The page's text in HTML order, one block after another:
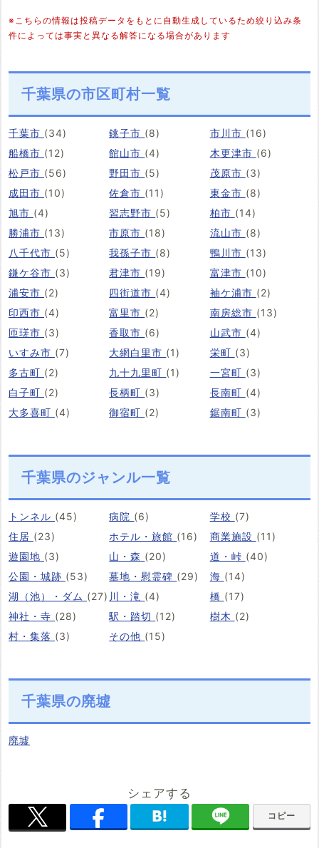
※こちらの情報は投稿データをもとに自動生成しているため絞り込み条
件によっては事実と異なる解答になる場合があります
千葉県の市区町村一覧
千葉市 (34) 銚子市 (8) 市川市 (16)
船橋市 (12) 館山市 (4) 木更津市 (6)
松戸市 (56) 野田市 (5) 茂原市 (3)
成田市 (10) 佐倉市 (11) 東金市 (8)
旭市 (4) 習志野市 (5) 柏市 (14)
勝浦市 (13) 市原市 (18) 流山市 (8)
八千代市 (5) 我孫子市 (8) 鴨川市 (13)
鎌ケ谷市 (3) 君津市 (19) 富津市 (10)
浦安市 (2) 四街道市 (4) 袖ケ浦市 (2)
印西市 (4) 富里市 (2) 南房総市 (13)
匝瑳市 (3) 香取市 (6) 山武市 (4)
いすみ市 (7) 大網白里市 (1) 栄町 (3)
多古町 (2) 九十九里町 (1) 一宮町 (3)
白子町 (2) 長柄町 (3) 長南町 (4)
大多喜町 (4) 御宿町 (2) 鋸南町 (3)
千葉県のジャンル一覧
トンネル (45) 病院 (6) 学校 (7)
住居 (23) ホテル・旅館 (16) 商業施設 (11)
遊園地 (3) 山・森 (20) 道・峠 (40)
公園・城跡 (53) 墓地・慰霊碑 (29) 海 (14)
湖（池）・ダム (27) 川・滝 (4) 橋 (17)
神社・寺 (28) 駅・踏切 (12) 樹木 (2)
村・集落 (3) その他 (15)
千葉県の廃墟
廃墟
シェアする
コピー